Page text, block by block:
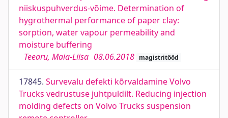
niiskuspuhverdus-võime. Determination of
hygrothermal performance of paper clay:
sorption, water vapour permeability and
moisture buffering
Teearu, Maia-Liisa 08.06.2018 magistritööd
17845. Survevalu defekti kõrvaldamine Volvo
Trucks vedrustuse juhtpuldilt. Reducing injection
molding defects on Volvo Trucks suspension